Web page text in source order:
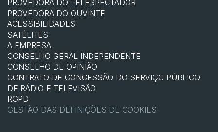
PROVEDORA DO TELESPECTADOR
PROVEDORA DO OUVINTE
ACESSIBILIDADES
SATÉLITES
A EMPRESA
CONSELHO GERAL INDEPENDENTE
CONSELHO DE OPINIÃO
CONTRATO DE CONCESSÃO DO SERVIÇO PÚBLICO
DE RÁDIO E TELEVISÃO
RGPD
GESTÃO DAS DEFINIÇÕES DE COOKIES